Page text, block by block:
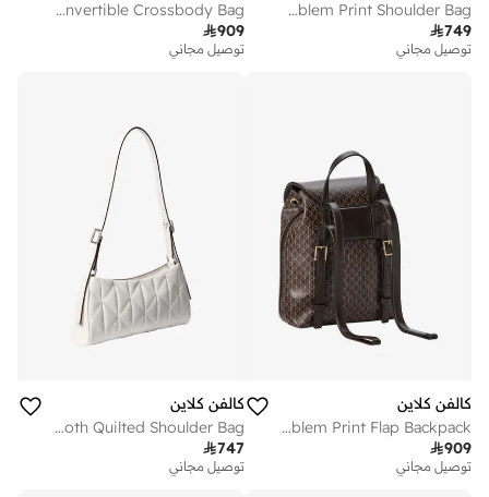
Emblem Print Shoulder Bag
749
توصيل مجاني
Monogram Chain Strap Convertible Crossbody Bag
909
توصيل مجاني
كالفن كلاين
Emblem Print Flap Backpack
909
توصيل مجاني
كالفن كلاين
Emblem Plaque Smooth Quilted Shoulder Bag
747
توصيل مجاني